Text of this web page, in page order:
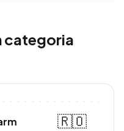
categoria
🇷🇴